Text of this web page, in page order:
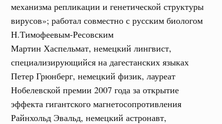
механизма репликации и генетической структуры
вирусов»; работал совместно с русским биологом
Н.Тимофеевым-Ресовским
Мартин Хаспельмат, немецкий лингвист,
специализирующийся на дагестанских языках
Петер Грюнберг, немецкий физик, лауреат
Нобелевской премии 2007 года за открытие
эффекта гигантского магнетосопротивления
Райнхольд Эвальд, немецкий астронавт,